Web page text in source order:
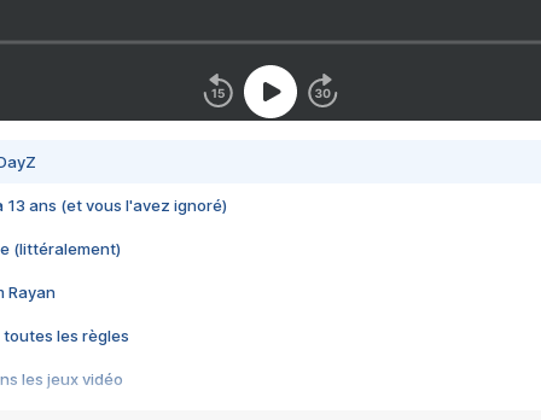
13 ans (et vous l'avez ignoré)
(littéralement)
Rayan
toutes les règles
les jeux vidéo